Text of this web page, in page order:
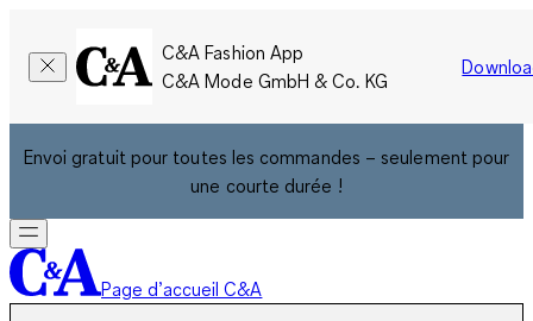
C&A Fashion App
C&A Mode GmbH & Co. KG
Envoi gratuit pour toutes les commandes – seulement pour
une courte durée !
Page d’accueil C&A